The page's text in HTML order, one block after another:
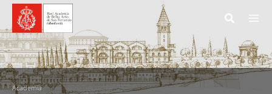
contenido
Academia